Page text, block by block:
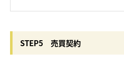
STEP5 売買契約